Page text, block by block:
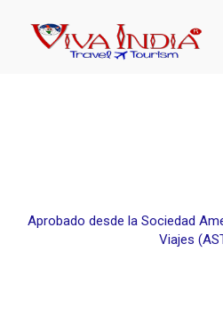
Aprobado desde la Sociedad
Viajes